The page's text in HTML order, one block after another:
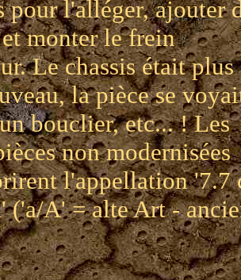
pour l'alléger, ajouter
monter le frein
Le chassis était plus
la pièce se
bouclier, etc... ! Les
non modernisées
l'appellation '7.7
('a/A' = alte Art -